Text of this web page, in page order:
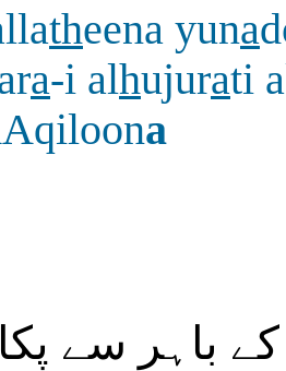
theena yuna
a-i alhujurati
a
باہر سے